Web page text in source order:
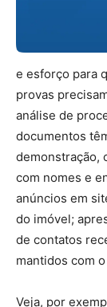
e esforço para
provas
análise de
documentos
demonstração,
com nomes e
anúncios em
do imóvel;
de contatos
mantidos com
Veja, por